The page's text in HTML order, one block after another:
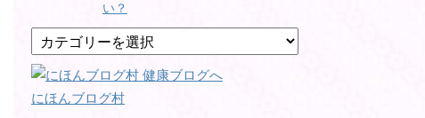
い？
テ
ゴ
リ
ー
にほんブログ村